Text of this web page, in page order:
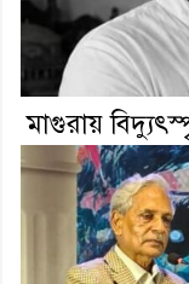
মাগুরায়